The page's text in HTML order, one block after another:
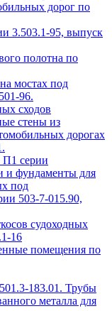
дорог по
3.503.1-95, выпуск
полотна по
мостах под
96.
сходов
стены из
дорогах
серии
и фундаменты для
под
503-7-015.90,
судоходных
16
помещения по
183.01. Трубы
металла для